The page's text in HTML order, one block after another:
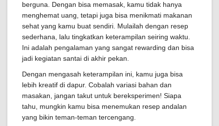
berguna. Dengan bisa memasak, kamu tidak hanya
menghemat uang, tetapi juga bisa menikmati makanan
sehat yang kamu buat sendiri. Mulailah dengan resep
sederhana, lalu tingkatkan keterampilan seiring waktu.
Ini adalah pengalaman yang sangat rewarding dan bisa
jadi kegiatan santai di akhir pekan.
Dengan mengasah keterampilan ini, kamu juga bisa
lebih kreatif di dapur. Cobalah variasi bahan dan
masakan, jangan takut untuk bereksperimen! Siapa
tahu, mungkin kamu bisa menemukan resep andalan
yang bikin teman-teman tercengang.